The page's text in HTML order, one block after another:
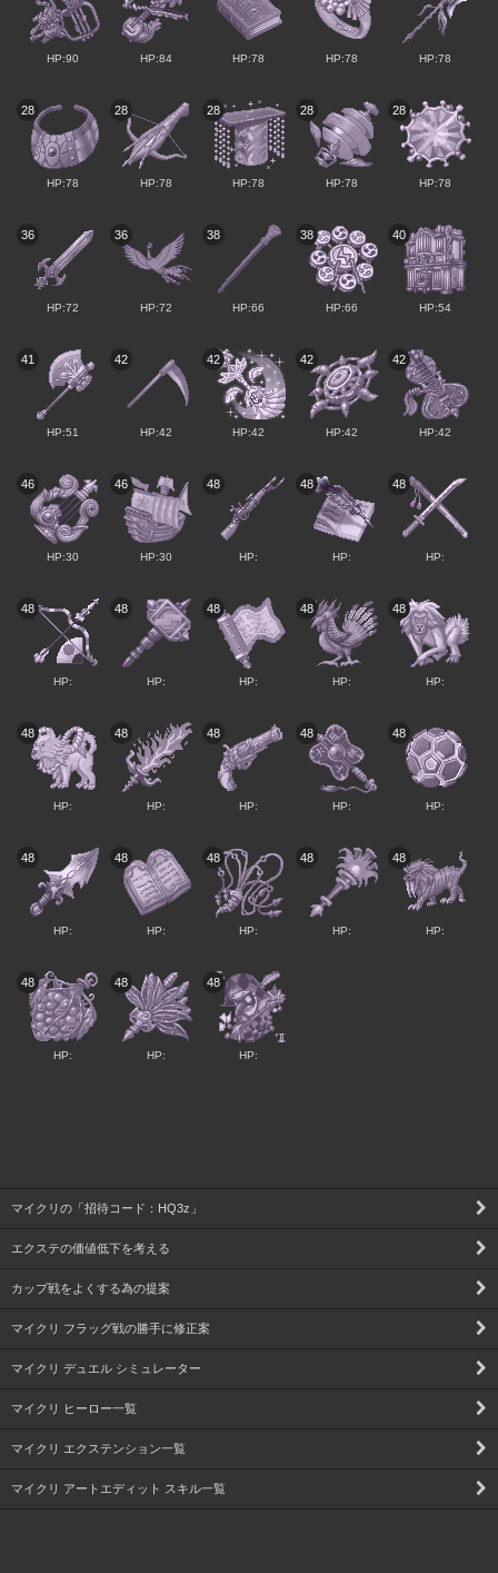
HP:90 HP:84 HP:78 HP:78 HP:78
28
HP:78
28
HP:78
28
HP:78
28
HP:78
28
HP:78
36
HP:72
36
HP:72
38
HP:66
38
HP:66
40
HP:54
41
HP:51
42
HP:42
42
HP:42
42
HP:42
42
HP:42
46
HP:30
46
HP:30
48
HP:
48
HP:
48
HP:
48
HP:
48
HP:
48
HP:
48
HP:
48
HP:
48
HP:
48
HP:
48
HP:
48
HP:
48
HP:
48
HP:
48
HP:
48
HP:
48
HP:
48
HP:
48
HP:
48
HP:
48
HP:
マイクリの「招待コード：HQ3z」
エクステの価値低下を考える
カップ戦をよくする為の提案
マイクリ フラッグ戦の勝手に修正案
マイクリ デュエル シミュレーター
マイクリ ヒーロー一覧
マイクリ エクステンション一覧
マイクリ アートエディット スキル一覧